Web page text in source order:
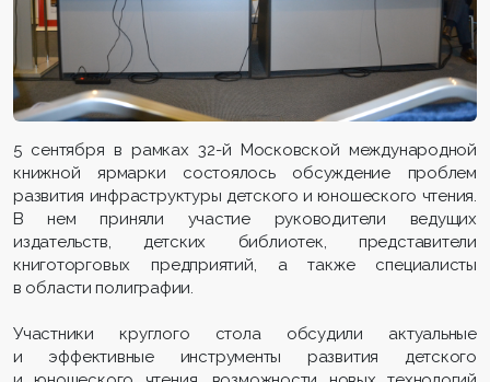
5 сентября в рамках 32-й Московской международной
книжной ярмарки состоялось обсуждение проблем
развития инфраструктуры детского и юношеского чтения.
В нем приняли участие руководители ведущих
издательств, детских библиотек, представители
книготорговых предприятий, а также специалисты
в области полиграфии.
Участники круглого стола обсудили актуальные
и эффективные инструменты развития детского